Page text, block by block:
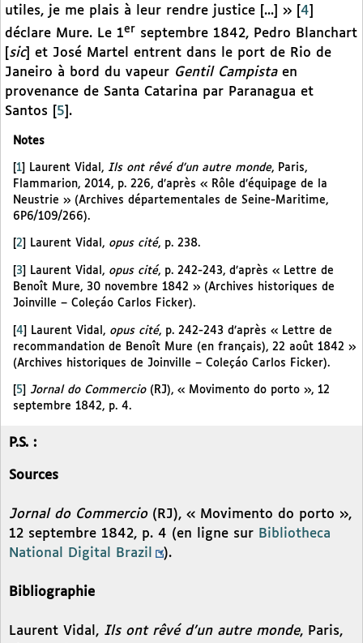
utiles, je me plais à leur rendre justice [...] »
4
déclare Mure. Le 1er septembre 1842, Pedro Blanchart
sic] et José Martel entrent dans le port de Rio de
Janeiro à bord du vapeur Gentil Campistaen
provenance de Santa Catarina par Paranagua et
Santos
5 .
Notes
[1] Laurent Vidal, Ils ont rêvé d’un autre monde, Paris,
Flammarion, 2014, p. 226, d’après « Rôle d’équipage de la
Neustrie » (Archives départementales de Seine-Maritime,
6P6/109/266).
2 Laurent Vidal, opus cité, p. 238.
3 Laurent Vidal, opus cité, p. 242-243, d’après « Lettre de
Benoît Mure, 30 novembre 1842 » (Archives historiques de
Joinville – Coleçáo Carlos Ficker).
[4] Laurent Vidal, opus cité, p. 242-243 d’après « Lettre de
recommandation de Benoît Mure (en français), 22 août 1842 »
(Archives historiques de Joinville – Coleçáo Carlos Ficker).
5 Jornal do Commercio(RJ), « Movimento do porto », 12
septembre 1842, p. 4.
P.S. :
Sources
Jornal do Commercio(RJ), « Movimento do porto »,
12 septembre 1842, p. 4 (en ligne sur Bibliotheca
National Digital Brazil
).
Bibliographie
Laurent Vidal, Ils ont rêvé d’un autre monde, Paris,